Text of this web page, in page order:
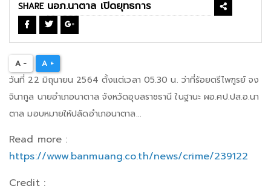
SHARE
A - A +
วันที่ 22 มิถุนายน 2564 ตั้งแต่เวลา 05.30 น. ว่าที่ร้อยตรีไพฑูรย์ จง
จินากูล นายอำเภอนาตาล จังหวัดอุบลราชธานี ในฐานะ ผอ.ศป.ปส.อ.นา
ตาล มอบหมายให้ปลัดอำเภอนาตาล...
Read more :
https://www.banmuang.co.th/news/crime/239122
Credit :